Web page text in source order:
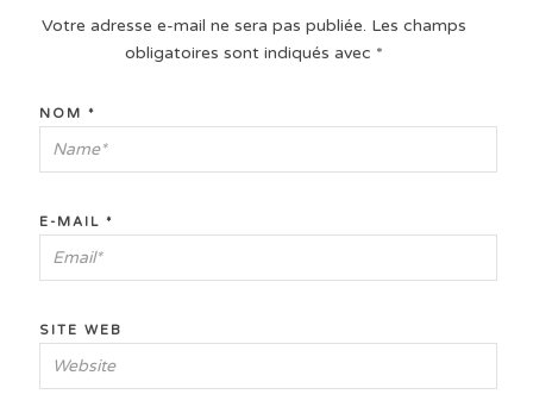
Votre adresse e-mail ne sera pas publiée. Les champs
obligatoires sont indiqués avec *
NOM *
E-MAIL *
SITE WEB